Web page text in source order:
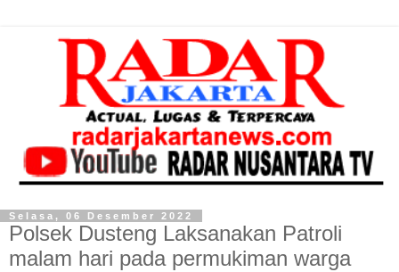
Selasa, 06 Desember 2022
Polsek Dusteng Laksanakan Patroli
malam hari pada permukiman warga